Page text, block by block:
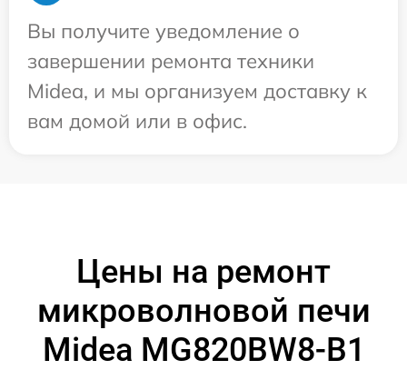
Вы получите уведомление о
завершении ремонта техники
Midea, и мы организуем доставку к
вам домой или в офис.
Цены на ремонт
микроволновой печи
Midea MG820BW8-B1